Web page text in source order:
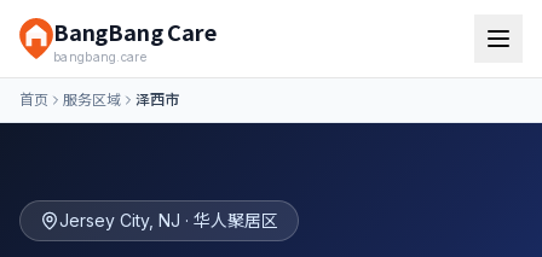
BangBang Care
bangbang.care
首页 服务区域 泽西市
Jersey City, NJ · 华人聚居区